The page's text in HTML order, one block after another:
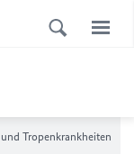
Tropenkrankheiten